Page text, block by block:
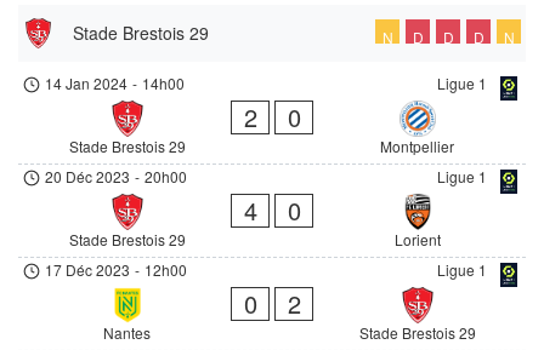
Stade Brestois 29 N D D D N
Ligue 1
14 Jan 2024 - 14h00
Stade Brestois 29
2 0
Montpellier
Ligue 1
20 Déc 2023 - 20h00
Stade Brestois 29
4 0
Lorient
Ligue 1
17 Déc 2023 - 12h00
Nantes
0 2
Stade Brestois 29